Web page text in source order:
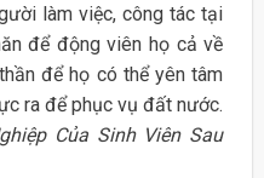
làm việc, công tác tại
để động viên họ cả về
để họ có thể yên tâm
ra để phục vụ đất nước.
Của Sinh Viên Sau